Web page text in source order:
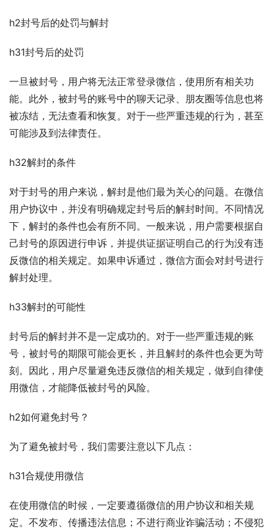
h2封号后的处罚与解封
h31封号后的处罚
一旦被封号，用户将无法正常登录微信，使用所有相关功
能。此外，被封号的账号中的聊天记录、朋友圈等信息也将
被冻结，无法查看和恢复。对于一些严重违规的行为，甚至
可能涉及到法律责任。
h32解封的条件
对于封号的用户来说，解封是他们最为关心的问题。在微信
用户协议中，并没有明确规定封号后的解封时间。不同情况
下，解封的条件也会有所不同。一般来说，用户需要根据自
己封号的原因进行申诉，并提供证据证明自己的行为没有违
反微信的相关规定。如果申诉通过，微信方面会对封号进行
解封处理。
h33解封的可能性
封号后的解封并不是一定成功的。对于一些严重违规的账
号，被封号的期限可能会更长，并且解封的条件也会更为苛
刻。因此，用户尽量避免违反微信的相关规定，做到自律使
用微信，才能降低被封号的风险。
h2如何避免封号？
为了避免被封号，我们需要注意以下几点：
h31合规使用微信
在使用微信的时候，一定要遵循微信的用户协议和相关规
定。不发布、传播违法信息；不进行商业诈骗活动；不侵犯